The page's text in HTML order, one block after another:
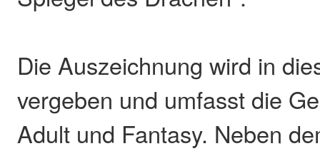
Die Auszeichnung wird in
vergeben und umfasst die
Adult und Fantasy. Neben